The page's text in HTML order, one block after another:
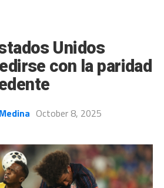
Unidos
con la paridad
October 8, 2025